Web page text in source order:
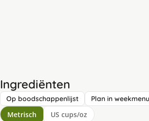
Ingrediënten
Op boodschappenlijst Plan in weekmenu
Metrisch US cups/oz